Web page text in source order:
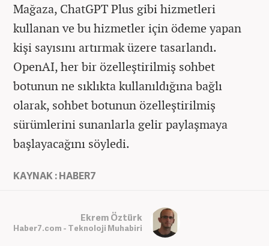
Mağaza, ChatGPT Plus gibi hizmetleri
kullanan ve bu hizmetler için ödeme yapan
kişi sayısını artırmak üzere tasarlandı.
OpenAI, her bir özelleştirilmiş sohbet
botunun ne sıklıkta kullanıldığına bağlı
olarak, sohbet botunun özelleştirilmiş
sürümlerini sunanlarla gelir paylaşmaya
başlayacağını söyledi.
KAYNAK : HABER7
Ekrem Öztürk
Haber7.com - Teknoloji Muhabiri